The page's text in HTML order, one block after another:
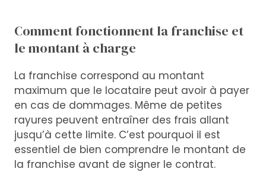
Comment fonctionnent la franchise et
le montant à charge
La franchise correspond au montant
maximum que le locataire peut avoir à payer
en cas de dommages. Même de petites
rayures peuvent entraîner des frais allant
jusqu’à cette limite. C’est pourquoi il est
essentiel de bien comprendre le montant de
la franchise avant de signer le contrat.